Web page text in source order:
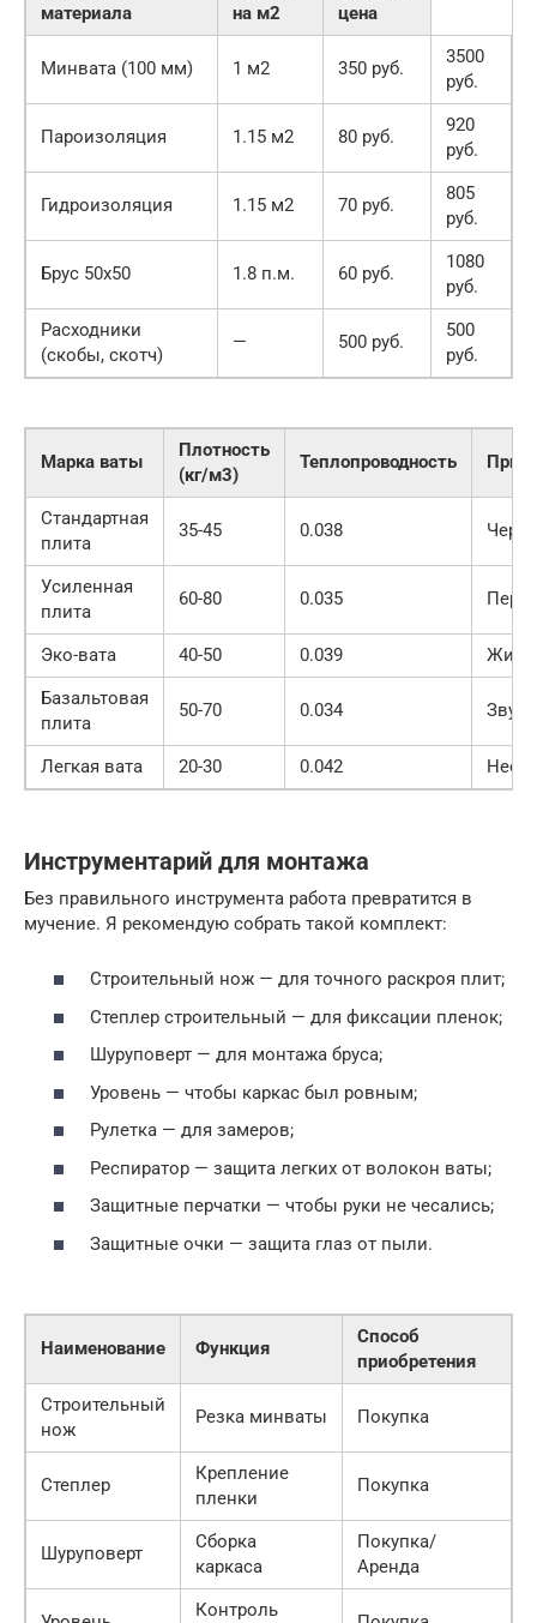
материала
на м2
цена
Минвата (100 мм) 1 м2 350 руб.
3500
руб.
Пароизоляция 1.15 м2 80 руб.
920
руб.
Гидроизоляция 1.15 м2 70 руб.
805
руб.
Брус 50х50 1.8 п.м. 60 руб.
1080
руб.
Расходники
(скобы, скотч)
— 500 руб.
500
руб.
Марка ваты
Плотность
(кг/м3)
Теплопроводность
Стандартная
плита
35-45 0.038
Усиленная
плита
60-80 0.035
Эко-вата 40-50 0.039
Базальтовая
плита
50-70 0.034
Легкая вата 20-30 0.042
Инструментарий для монтажа
Без правильного инструмента работа превратится в
мучение. Я рекомендую собрать такой комплект:
Строительный нож — для точного раскроя плит;
Степлер строительный — для фиксации пленок;
Шуруповерт — для монтажа бруса;
Уровень — чтобы каркас был ровным;
Рулетка — для замеров;
Респиратор — защита легких от волокон ваты;
Защитные перчатки — чтобы руки не чесались;
Защитные очки — защита глаз от пыли.
Наименование Функция
Способ
приобретения
Строительный
нож
Резка минваты Покупка
Степлер
Крепление
пленки
Покупка
Шуруповерт
Сборка
каркаса
Покупка/
Аренда
Контроль